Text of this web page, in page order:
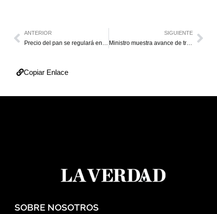
ANTERIOR
Precio del pan se regulará en dos semanas
SIGUIENTE
Ministro muestra avance de trabajos en lagunas en el Guri
Copiar Enlace
SOBRE NOSOTROS